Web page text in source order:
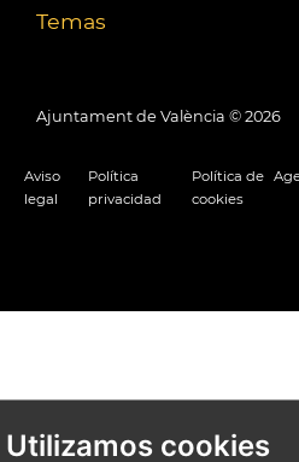
Utilizamos cookies
Temas
Ajuntament de València © 2026
Aviso
legal
Política
privacidad
Política de
cookies